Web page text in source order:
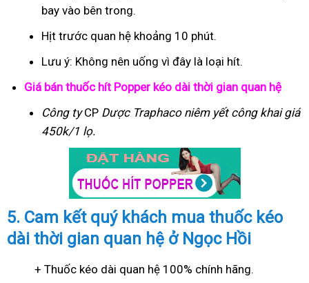
bay vào bên trong.
Hịt trước quan hệ khoảng 10 phút.
Lưu ý: Không nên uống vì đây là loại hít.
Giá bán thuốc hít Popper kéo dài thời gian quan hệ
Công tyCP Dược Traphaconiêm yết công khai giá
450k/1 lọ.
5. Cam kết quý khách mua thuốc kéo
dài thời gian quan hệ ở Ngọc Hồi
+ Thuốc kéo dài quan hệ 100% chính hãng.